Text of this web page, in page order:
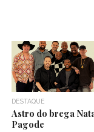
DESTAQUE
Astro do brega
Pagode